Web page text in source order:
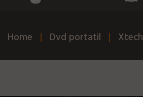
Home Dvd portatil Xtech